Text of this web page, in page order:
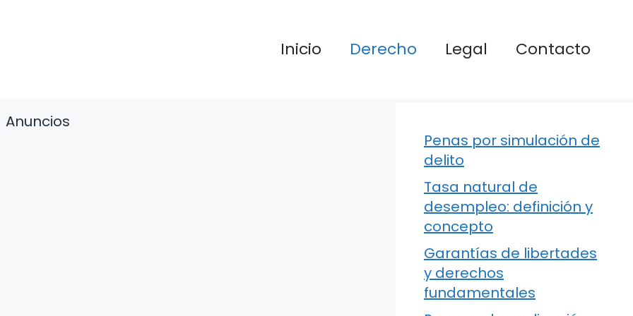
Inicio Derecho Legal Contacto
Anuncios
Penas por simulación de
delito
Tasa natural de
desempleo: definición y
concepto
Garantías de libertades
y derechos
fundamentales